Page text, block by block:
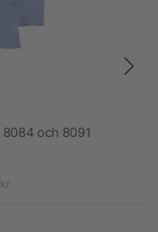
och 8091